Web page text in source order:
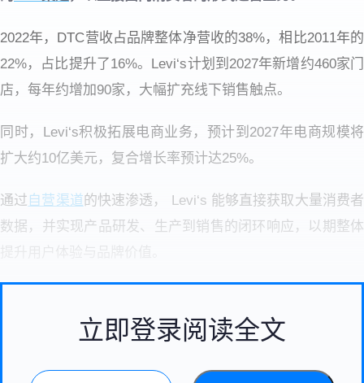
2022年，DTC营收占品牌整体净营收的38%，相比2011年的
22%，占比提升了16%。Levi‘s计划到2027年新增约460家门
店，每年约增加90家，大幅扩充线下销售触点。
同时，Levi‘s积极拓展电商业务，预计到2027年电商规模将
扩大约10亿美元，复合增长率预计达25%。
通过 自营渠道的快速渗透， Levi‘s 能够直接获取大量消费者
数据，并实现产品研发、生产到销售的闭环响应，以期整体
立即登录阅读全文